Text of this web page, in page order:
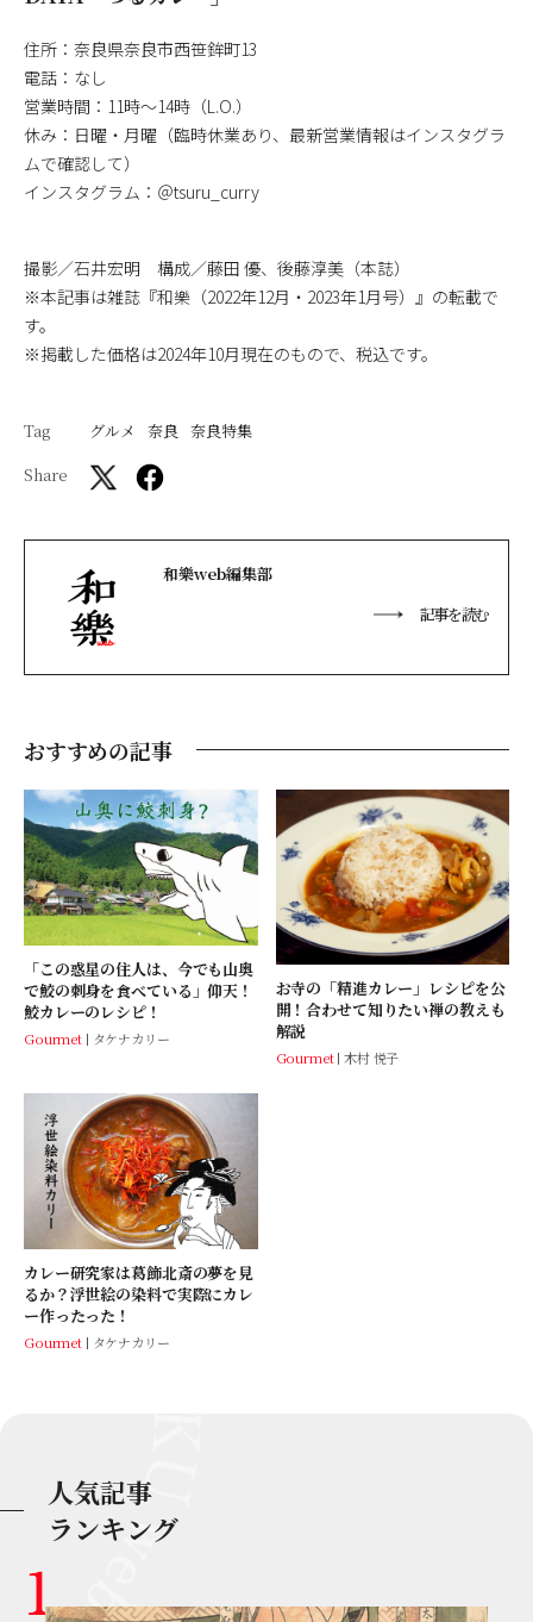
住所：奈良県奈良市西笹鉾町13
電話：なし
営業時間：11時～14時（L.O.）
休み：日曜・月曜（臨時休業あり、最新営業情報はインスタグラ
ムで確認して）
インスタグラム：＠tsuru_curry
撮影／石井宏明 構成／藤田 優、後藤淳美（本誌）
※本記事は雑誌『和樂（2022年12月・2023年1月号）』の転載で
す。
※掲載した価格は2024年10月現在のもので、税込です。
Tag グルメ 奈良 奈良特集
Share
和樂web編集部
記事を読む
おすすめの記事
「この惑星の住人は、今でも山奥
で鮫の刺身を食べている」仰天！
鮫カレーのレシピ！
Gourmet タケナカリー
お寺の「精進カレー」レシピを公
開！合わせて知りたい禅の教えも
解説
Gourmet 木村 悦子
カレー研究家は葛飾北斎の夢を見
るか？浮世絵の染料で実際にカレ
ー作ったった！
Gourmet タケナカリー
人気記事
ランキング